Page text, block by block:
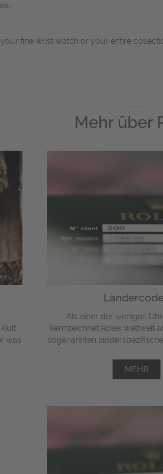
fine wrist watch or your entire
Mehr über
was
Als einer der wenigen
kennzeichnet Rolex weltweit
sogenannten
MEHR